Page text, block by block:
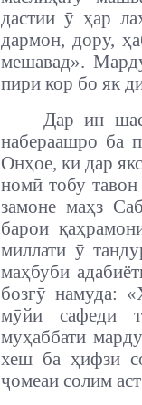
дастии ӯ ҳар
дармон, дору,
мешавад».
пири кор бо як
Дар ин
набераашро ба
Онҳое, ки дар
номӣ тобу
замоне маҳз
барои
миллати ӯ
маҳбуби
бозгӯ намуда:
мӯйи сафеди
муҳаббати
хеш ба ҳифзи
ҷомеаи солим